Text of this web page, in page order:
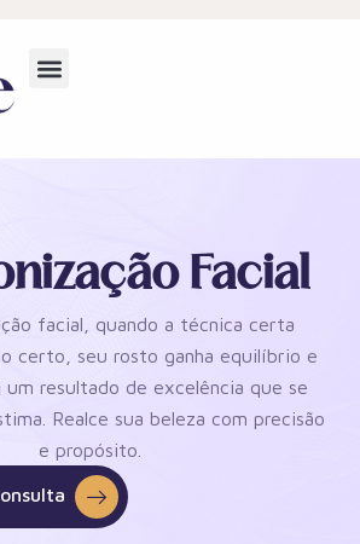
Facial
facial, quando a técnica certa
certo, seu rosto ganha equilíbrio e
resultado de excelência que se
Realce sua beleza com precisão
e propósito.